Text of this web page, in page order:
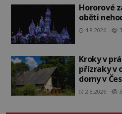
Hororové
oběti
4.8.2026
Kroky v
přízraky v
domy v
2.8.2026